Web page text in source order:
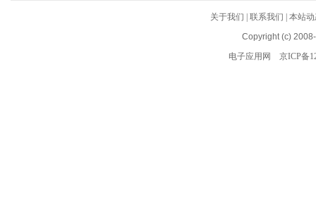
关于我们 联系我们
本站
Copyright (c)
电子应用网
京ICP备